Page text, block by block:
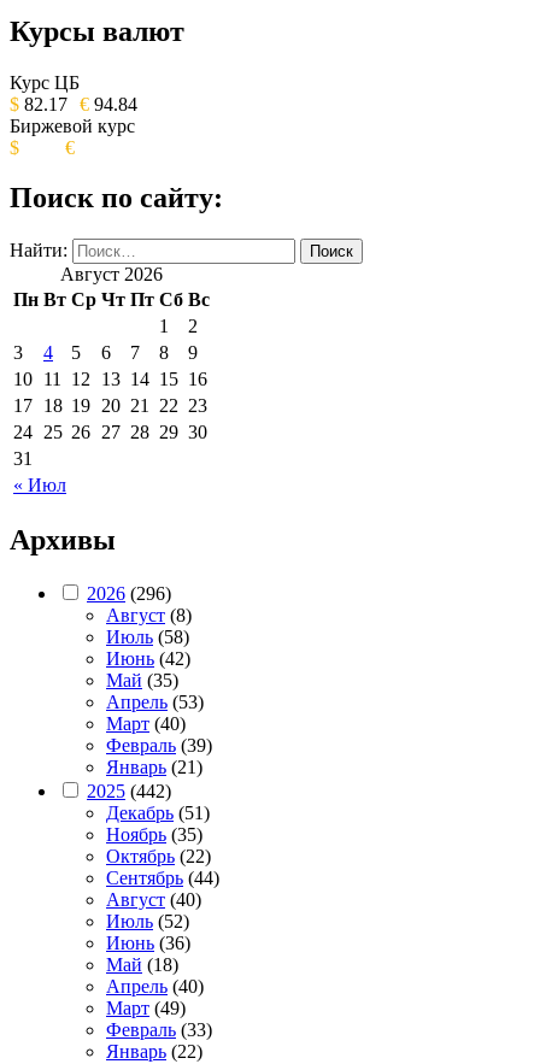
ОБЩЕСТВЕННО-ПОЛИТИЧЕСКОЕ
ИЗДАНИЕ КАМЧАТСКОГО КРАЯ.
Курсы валют
Курс ЦБ
$ 82.17 € 94.84
Биржевой курс
$
€
Поиск по сайту:
Найти:
Август 2026
Пн Вт Ср Чт Пт Сб Вс
« Июл
1
2
3
4 5 6 7 8
9
10 11 12 13 14 15 16
17 18 19 20 21 22 23
24 25 26 27 28 29 30
31
Архивы
2026 (296)
Август (8)
Июль (58)
Июнь (42)
Май (35)
Апрель (53)
Март (40)
Февраль (39)
Январь (21)
2025 (442)
Декабрь (51)
Ноябрь (35)
Октябрь (22)
Сентябрь (44)
Август (40)
Июль (52)
Июнь (36)
Май (18)
Апрель (40)
Март (49)
Февраль (33)
Январь (22)